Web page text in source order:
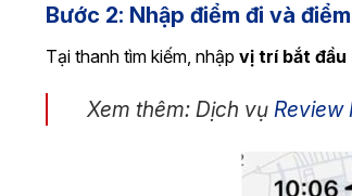
Bước 2: Nhập điểm đi và
Tại thanh tìm kiếm, nhập vị trí bắt đầu
Xem thêm: Dịch vụ Review